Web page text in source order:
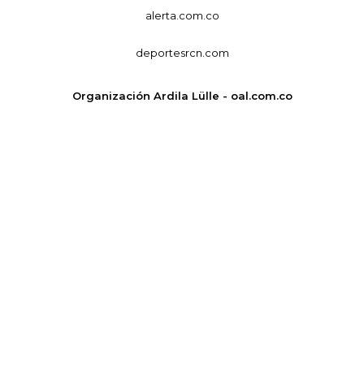
alerta.com.co
deportesrcn.com
Organización Ardila Lülle - oal.com.co